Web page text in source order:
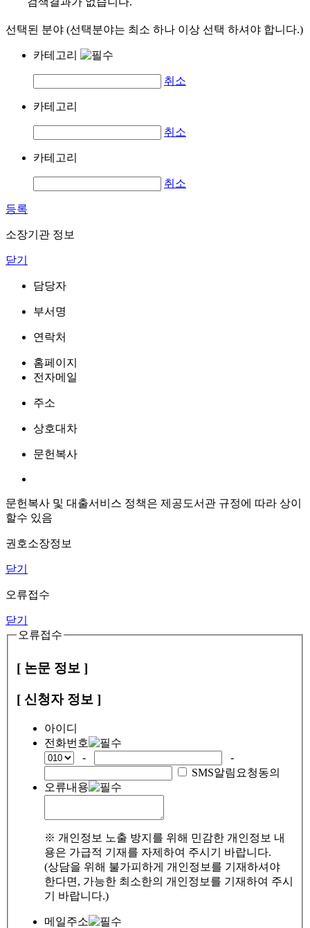
선택된 분야 (선택분야는 최소 하나 이상 선택 하셔야 합니다.)
카테고리
취소
카테고리
취소
카테고리
취소
등록
소장기관 정보
닫기
담당자
부서명
연락처
홈페이지
전자메일
주소
상호대차
문헌복사
문헌복사 및 대출서비스 정책은 제공도서관 규정에 따라 상이
할수 있음
권호소장정보
닫기
오류접수
닫기
오류접수
[ 논문 정보 ]
[ 신청자 정보 ]
아이디
전화번호
-
-
SMS알림요청동의
오류내용
※ 개인정보 노출 방지를 위해 민감한 개인정보 내
용은 가급적 기재를 자제하여 주시기 바랍니다.
(상담을 위해 불가피하게 개인정보를 기재하셔야
한다면, 가능한 최소한의 개인정보를 기재하여 주시
기 바랍니다.)
메일주소